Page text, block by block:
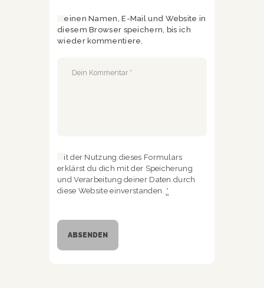
Meinen Namen, E-Mail und Website in
diesem Browser speichern, bis ich
wieder kommentiere.
Mit der Nutzung dieses Formulars
erklärst du dich mit der Speicherung
und Verarbeitung deiner Daten durch
diese Website einverstanden. *